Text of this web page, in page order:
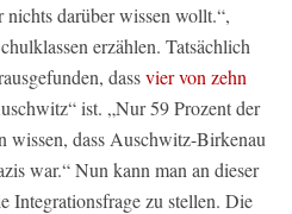
darüber wissen wollt.“,
erzählen. Tatsächlich
dassvier von zehn
ist. „Nur 59 Prozent der
wissen, dass Auschwitz-Birkenau
war.“ Nun kann man an dieser
Integrationsfrage zu stellen. Die